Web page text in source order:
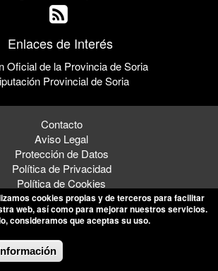
Enlaces de Interés
Oficial de la Provincia de Soria
Provincial de Soria
Contacto
Aviso Legal
Protección de Datos
Política de Privacidad
Política de Cookies
de Langa de Duero
cookies propias y de terceros para facilitar
web, así como para mejorar nuestros servicios.
consideramos que aceptas su uso.